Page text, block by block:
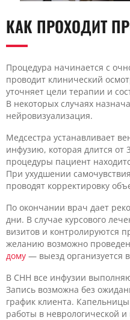
КАК ПРОХОДИТ
Процедура начинается с
проводит клинический
уточняет цели терапии и
В некоторых случаях
нейровизуализация.
Медсестра устанавливает
инфузию, которая длится от
процедуры пациент
При ухудшении
проводят корректировку
По окончании врач дает
дни. В случае курсового
визитов и контролируются
желанию возможно
дому — выезд организуется
В CHH все инфузии
Запись возможна без
график клиента.
работы в неврологической